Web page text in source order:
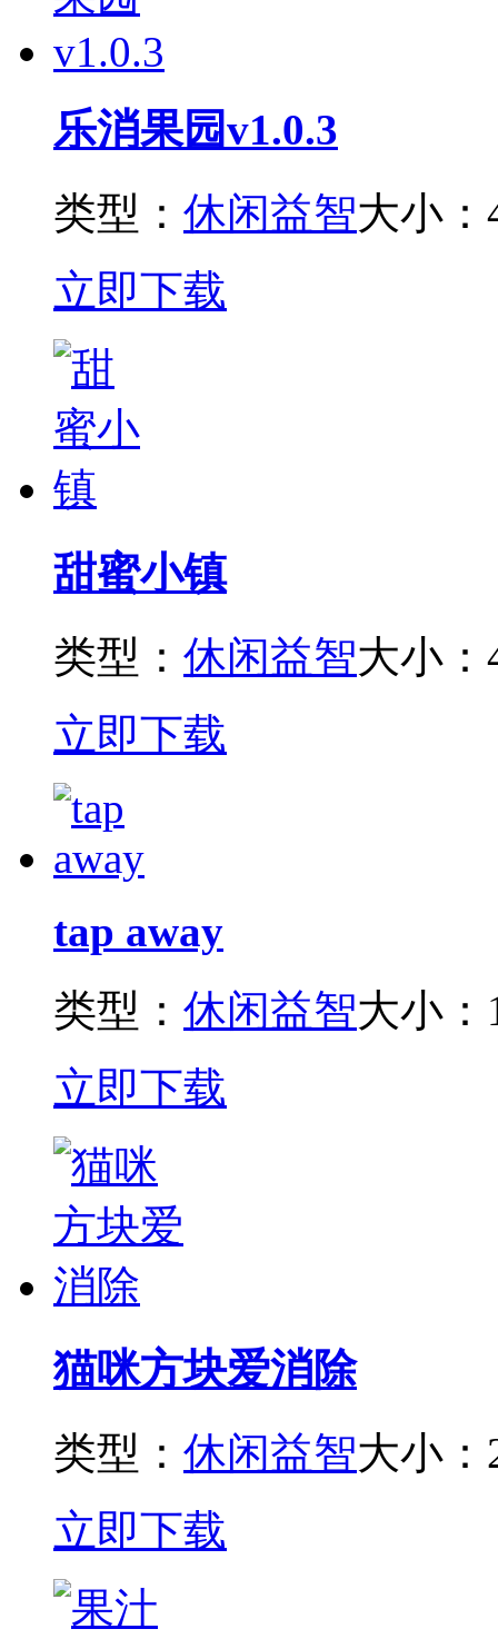
乐消果园v1.0.3
类型： 休闲益智大小：
立即下载
甜蜜小镇
类型： 休闲益智大小：
立即下载
tap away
类型： 休闲益智大小：
立即下载
猫咪方块爱消除
类型： 休闲益智大小：
立即下载